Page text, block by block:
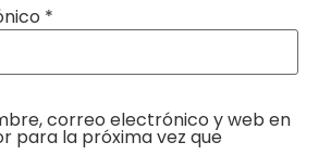
*
correo electrónico y web en
para la próxima vez que